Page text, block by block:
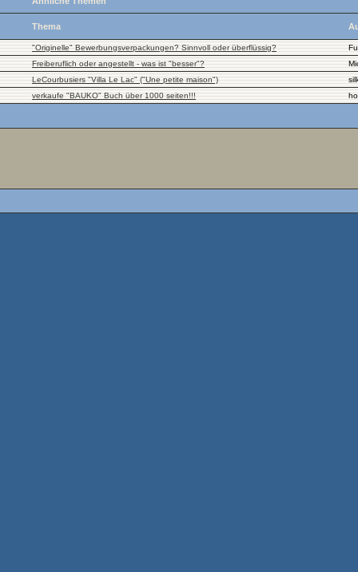
Thema
"Originelle" Bewerbungsverpackungen? Sinnvoll oder überflüssig?
Freiberuflich oder angestellt - was ist "besser"?
LeCourbusiers "Villa Le Lac" ("Une petite maison")
verkaufe "BAUKO" Buch über 1000 seiten!!!